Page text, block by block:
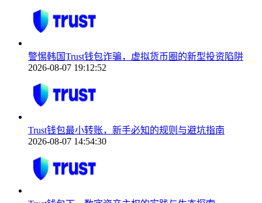
警惕韩国Trust钱包诈骗，虚拟货币圈的新型投资陷阱
2026-08-07 19:12:52
Trust钱包最小转账，新手必知的规则与避坑指南
2026-08-07 14:54:30